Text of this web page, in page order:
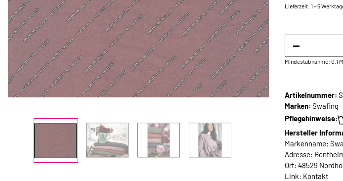
Lieferzeit: 1 - 5
Mindestabnahme: 0.1
Artikelnummer:
Marken: Swafing
Pflegehinweise:
Hersteller
Markenname:
Adresse:
Ort: 48529
Link: Kontakt